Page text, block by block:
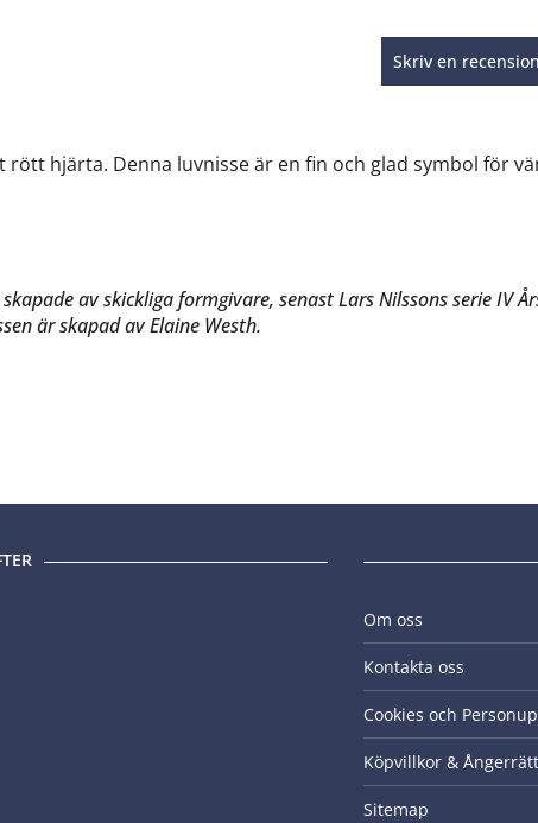
Skriv en recension
hjärta. Denna luvnisse är en fin och glad symbol för
av skickliga formgivare, senast Lars Nilssons serie IV
är skapad av Elaine Westh.
Om oss
Kontakta oss
Cookies och
Köpvillkor & Ångerrätt
Sitemap